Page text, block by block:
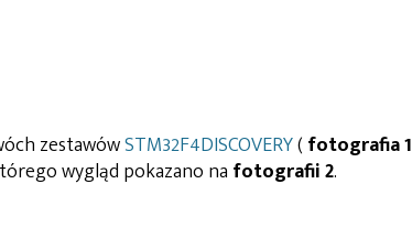
zestawówSTM32F4DISCOVERY( fotografia 1
wygląd pokazano na fotografii 2.